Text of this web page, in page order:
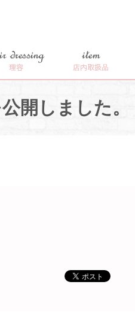
dressing item
開しました。